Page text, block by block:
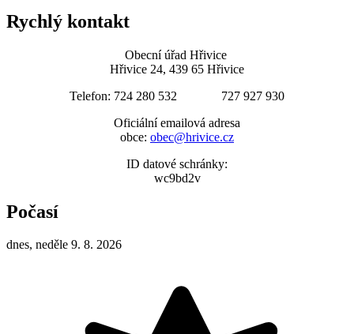
Rychlý kontakt
Obecní úřad Hřivice
Hřivice 24, 439 65 Hřivice
Telefon: 724 280 532 727 927 930
Oficiální emailová adresa
obce: obec@hrivice.cz
ID datové schránky:
wc9bd2v
Počasí
dnes, neděle 9. 8. 2026